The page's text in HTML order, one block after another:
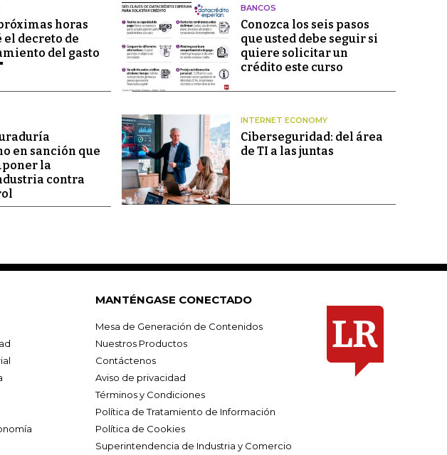
horas
decreto de
del gasto
BANCOS
Conozca los seis pasos
que usted debe seguir si
quiere solicitar un
crédito este curso
en sanción que
la
contra
INTERNET ECONOMY
Ciberseguridad: del área
de TI a las juntas
MANTÉNGASE CONECTADO
Mesa de Generación de Contenidos
Nuestros Productos
Contáctenos
Aviso de privacidad
Términos y Condiciones
Política de Tratamiento de Información
Política de Cookies
Superintendencia de Industria y Comercio